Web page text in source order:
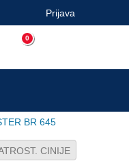
Prijava
0
BR 645
CINIJE